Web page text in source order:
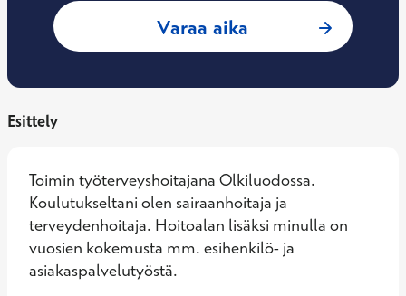
Varaa aika : Mari
Esittely
Toimin työterveyshoitajana Olkiluodossa.
Koulutukseltani olen sairaanhoitaja ja
terveydenhoitaja. Hoitoalan lisäksi minulla on
vuosien kokemusta mm. esihenkilö- ja
asiakaspalvelutyöstä.